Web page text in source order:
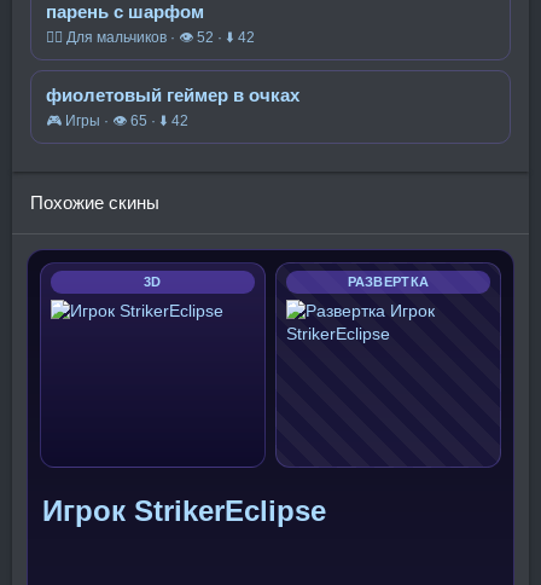
парень с шарфом
🧍‍♂️ Для мальчиков · 👁 52 · ⬇ 42
фиолетовый геймер в очках
🎮 Игры · 👁 65 · ⬇ 42
Похожие скины
3D РАЗВЕРТКА
Игрок StrikerEclipse